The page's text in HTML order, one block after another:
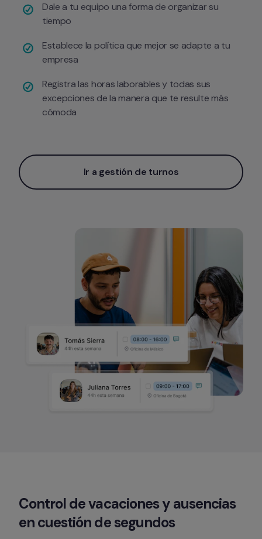
Dale a tu equipo una forma de organizar su
tiempo
Establece la política que mejor se adapte a tu
empresa
Registra las horas laborables y todas sus
excepciones de la manera que te resulte más
cómoda
Ir a gestión de turnos
Control de vacaciones y
ausencias
en cuestión de segundos